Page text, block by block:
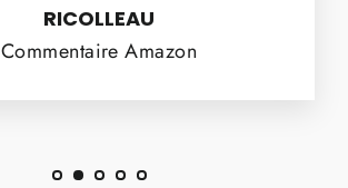
RICOLLEAU
Commentaire Amazon